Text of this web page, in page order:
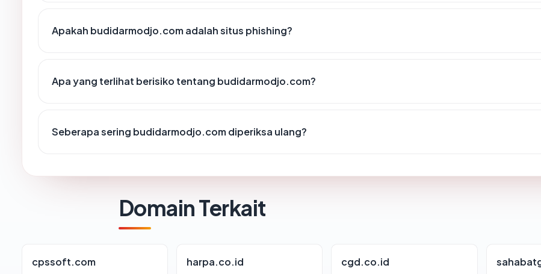
Apakah budidarmodjo.com adalah situs phishing?
Apa yang terlihat berisiko tentang budidarmodjo.com?
Seberapa sering budidarmodjo.com diperiksa ulang?
Domain Terkait
cpssoft.com harpa.co.id cgd.co.id